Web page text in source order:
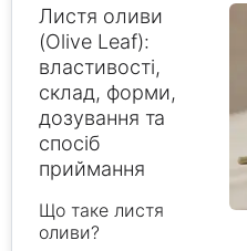
Листя оливи
(Olive Leaf):
властивості,
склад, форми,
дозування та
спосіб
приймання
Що таке листя
оливи?